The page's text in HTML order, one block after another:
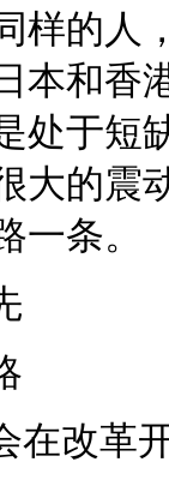
样的人
本和香
处于短
大的震
一条。
在改革